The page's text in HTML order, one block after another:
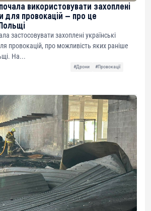
використовувати захоплені
для провокацій — про це
застосовувати захоплені українські
провокацій, про можливість яких раніше
На...
#Дрони
#Провокації